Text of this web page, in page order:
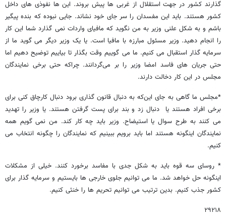
گذارند کشور در جهت استقلال از غربی ها پیش بروند. این ها نفوذی های داخل
کشور هستند. باید این مفسدان را سر جای خود نشاند. جایی نبوده که بنده پیگیر
باشم و به شکل علنی وزیر به من نگوید که مافیای واردات نمی گذارد شما این کار
را انجام دهید. وزیر مسئول مبارزه با مافیا است. یا یک وزیر دیگر می گوید ما از
سرمایه گذار استقبال می کنیم. ما می گوییم وقت بگذار تا بیاییم توضیح دهیم اما
حتی جریان های فاسد امضا وزیر را بر می‌گردانند. چراکه حتی برخی نمایندگان
مجلس در این کار دخالت دارند.
*مجلس ما گاهی به جای این‌که به دنبال قانون گذاری برود دنبال کارچاق کنی برای
برخی افراد هستند یا دنبال زد و بند برای پست گرفتن هستند. یا وزیر را تهدید
می کنند به طرح سوال یا استیضاح. وزیر باید چه کار کند. من نمی گویم همه
نمایندگان اینگونه هستند اما باید برویم ببینیم که نمایندگان را چگونه انتخاب می
کنیم.
* روسای سه قوه باید به شکل جدی با مفاسد برخورد کنند. خیلی از مشکلات
اینگونه حل خواهد شد. ما می توانیم جلوی خارجی ها بایستیم و سرمایه گذار برای
کشور جذب کنیم. بدین ترتیب می توانیم تحریم ها را خنثی کنیم.
۲۹۲۱۸